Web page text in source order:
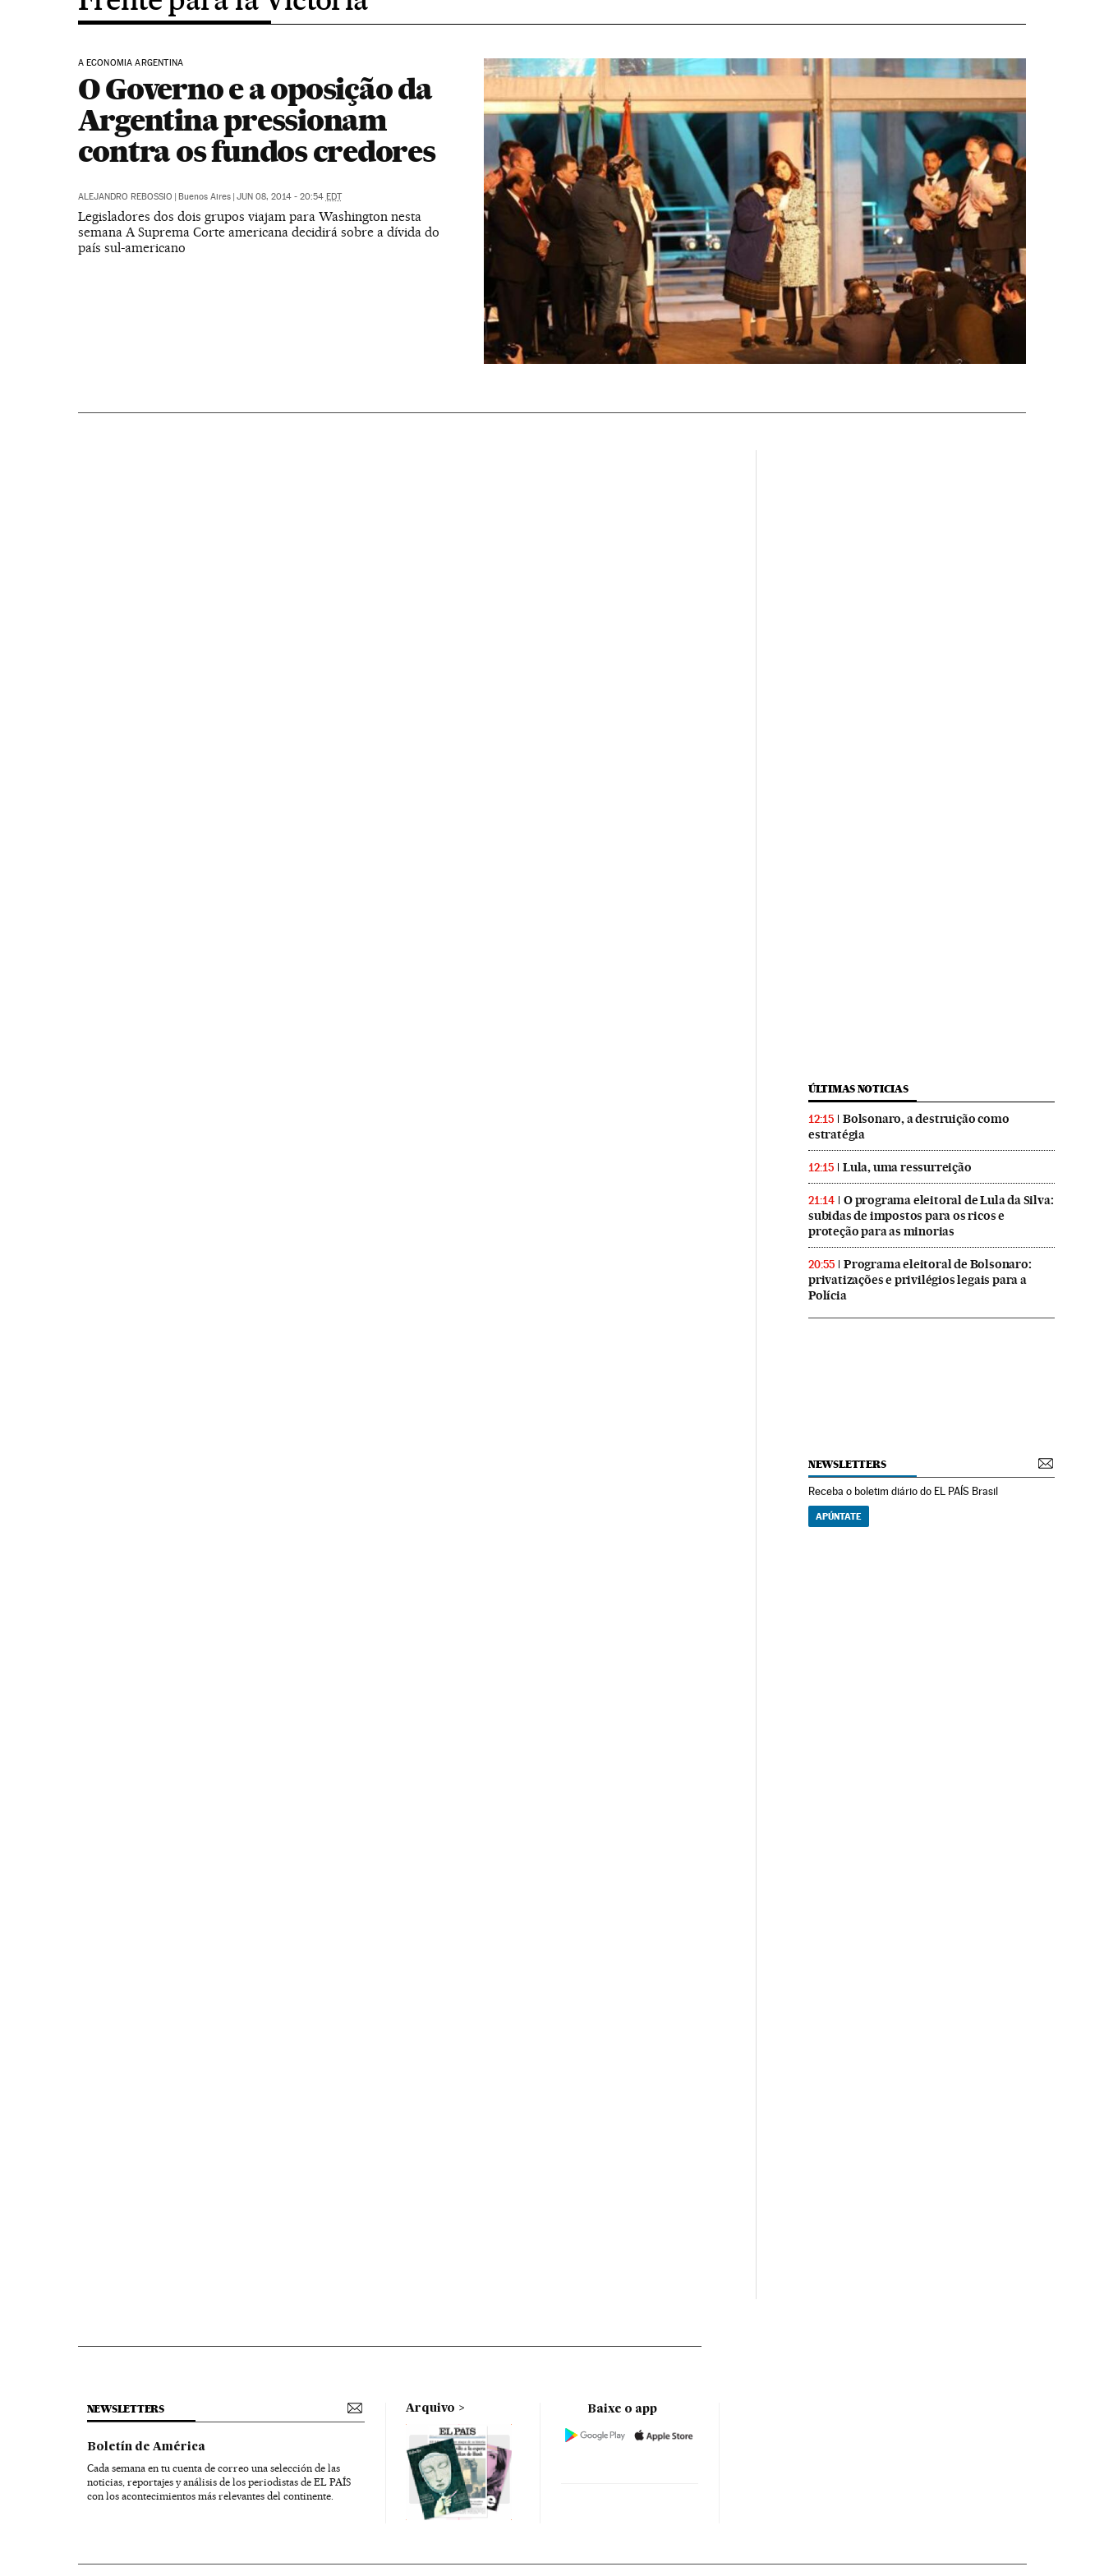
A ECONOMIA ARGENTINA
O Governo e a oposição da
Argentina pressionam
contra os fundos credores
ALEJANDRO REBOSSIO | Buenos Aires | JUN 08, 2014 - 20:54 EDT
Legisladores dos dois grupos viajam para Washington nesta
semana A Suprema Corte americana decidirá sobre a dívida do
país sul-americano
ÚLTIMAS NOTICIAS
12:15
Bolsonaro, a destruição como
estratégia
12:15 Lula, uma ressurreição
21:14
O programa eleitoral de Lula da Silva:
subidas de impostos para os ricos e
proteção para as minorias
20:55
Programa eleitoral de Bolsonaro:
privatizações e privilégios legais para a
Polícia
NEWSLETTERS
Receba o boletim diário do EL PAÍS Brasil
APÚNTATE
NEWSLETTERS
Boletín de América
Cada semana en tu cuenta de correo una selección de las
noticias, reportajes y análisis de los periodistas de EL PAÍS
con los acontecimientos más relevantes del continente.
Arquivo Baixe o app